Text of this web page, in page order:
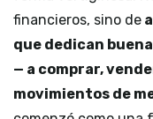
financieros, sino de
que dedican
— a comprar,
movimientos de